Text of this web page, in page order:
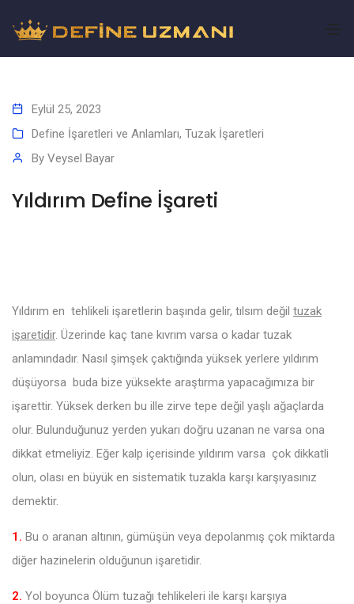
Eylül 25, 2023
Define İşaretleri ve Anlamları, Tuzak İşaretleri
By Veysel Bayar
Yıldırım Define İşareti
Yıldırım en tehlikeli işaretlerin başında gelir, tılsım değil tuzak
işaretidir. Üzerinde kaç tane kıvrım varsa o kadar tuzak
anlamındadır. Nasıl şimşek çaktığında yüksek yerlere yıldırım
düşüyorsa buda bize yüksekte araştırma yapacağımıza bir
işarettir. Yüksek derken bu ille zirve tepe değil yaşlı ağaçlarda
olur. Bulunduğunuz yerden yukarı doğru uzanan ne varsa ona
dikkat etmeliyiz. Eğer kalp içerisinde yıldırım varsa çok dikkatli
olun, olası en büyük en sistematik tuzakla karşı karşıyasınız
demektir.
1. Bu o aranan altının, gümüşün veya depolanmış çok miktarda
diğer hazinelerin olduğunun işaretidir.
2. Yol boyunca Ölüm tuzağı tehlikeleri ile karşı karşıya